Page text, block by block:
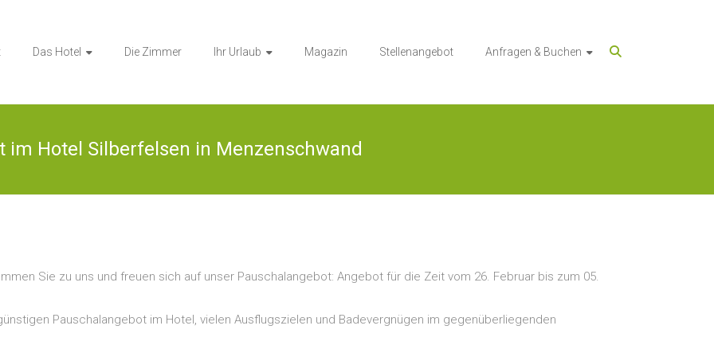
Das Hotel Die Zimmer Ihr Urlaub Magazin Stellenangebot Anfragen & Buchen
im Hotel Silberfelsen in Menzenschwand
Sie zu uns und freuen sich auf unser Pauschalangebot: Angebot für die Zeit vom 26. Februar bis zum 05.
Pauschalangebot im Hotel, vielen Ausflugszielen und Badevergnügen im gegenüberliegenden